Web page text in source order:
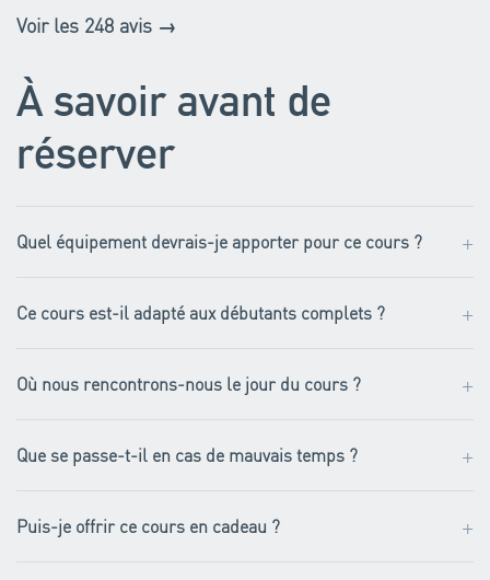
Voir les 248 avis →
À savoir avant de
réserver
Quel équipement devrais-je apporter pour ce cours ? +
Ce cours est-il adapté aux débutants complets ? +
Où nous rencontrons-nous le jour du cours ? +
Que se passe-t-il en cas de mauvais temps ? +
Puis-je offrir ce cours en cadeau ? +